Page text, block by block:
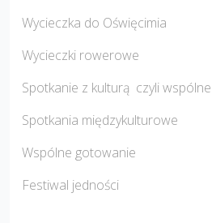
Wycieczka do Oświęcimia
Wycieczki rowerowe
Spotkanie z kulturą czyli
Spotkania międzykulturowe
Wspólne gotowanie
Festiwal jedności